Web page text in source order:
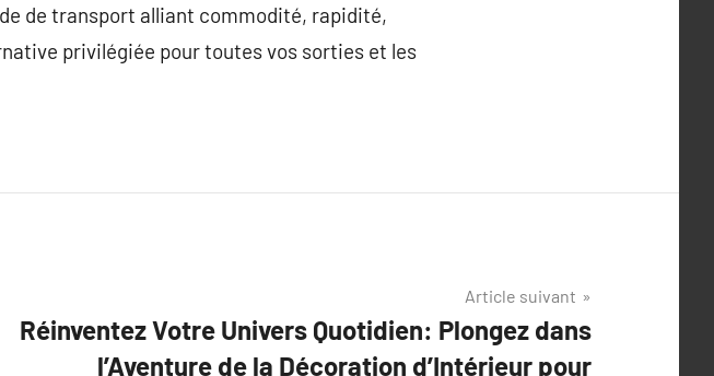
de transport alliant commodité, rapidité,
privilégiée pour toutes vos sorties et les
Article suivant
Réinventez Votre Univers Quotidien: Plongez dans
l’Aventure de la Décoration d’Intérieur pour